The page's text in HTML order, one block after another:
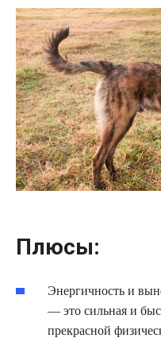
Плюсы:
Энергичность и
— это сильная и
прекрасной